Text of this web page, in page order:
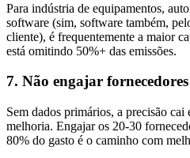
Para indústria de equipamentos,
software (sim, software também,
cliente), é frequentemente a maior
está omitindo 50%+ das emissões.
7. Não engajar fornecedores
Sem dados primários, a precisão
melhoria. Engajar os 20-30
80% do gasto é o caminho com